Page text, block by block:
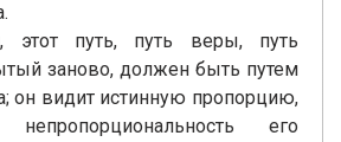
этот путь, путь веры, путь
заново, должен быть путем
он видит истинную пропорцию,
его